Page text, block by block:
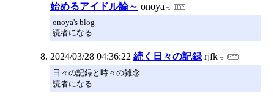
始めるアイドル論～ onoya
onoya's blog
読者になる
2024/03/28 04:36:22 続く日々の記録 rjfk
日々の記録と時々の雑念
読者になる